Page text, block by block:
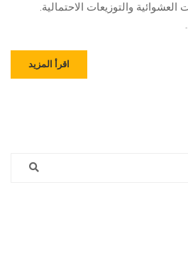
والتوزيعات الاحتمالية.
اقرأ المزيد